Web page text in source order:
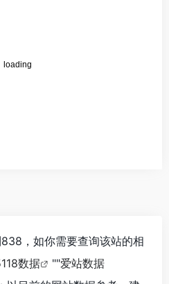
，如你需要查询该站的相
数据 ""爱站数据